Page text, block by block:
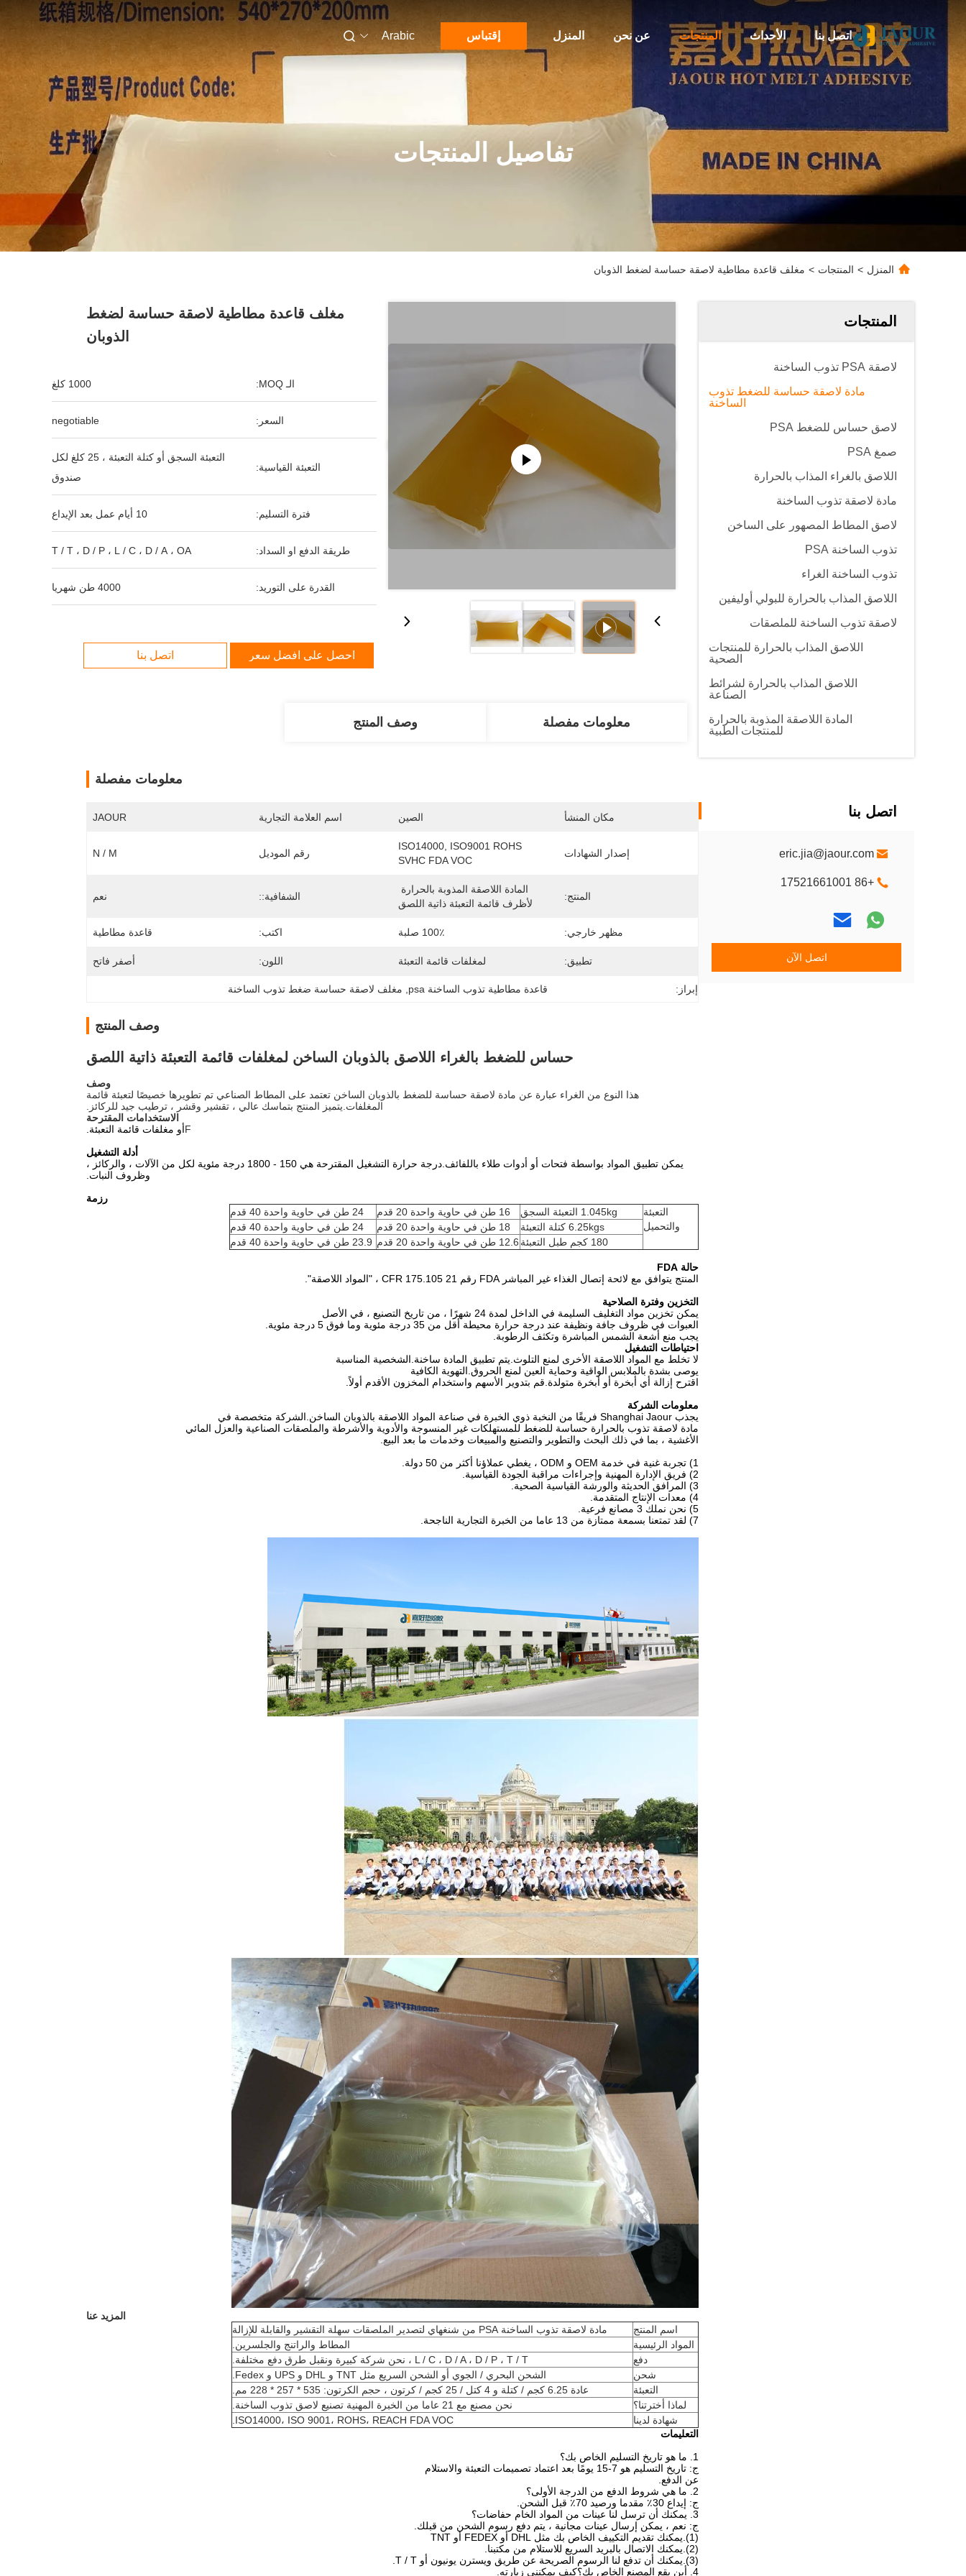
المنزل عن نحن المنتجات الأحداث اتصل بنا إقتباس Arabic
تفاصيل المنتجات
المنزل > المنتجات > مغلف قاعدة مطاطية لاصقة حساسة لضغط الذوبان
المنتجات
لاصقة PSA تذوب الساخنة
مادة لاصقة حساسة للضغط تذوب
الساخنة
لاصق حساس للضغط PSA
صمغ PSA
اللاصق بالغراء المذاب بالحرارة
مادة لاصقة تذوب الساخنة
لاصق المطاط المصهور على الساخن
تذوب الساخنة PSA
تذوب الساخنة الغراء
اللاصق المذاب بالحرارة للبولي أوليفين
لاصقة تذوب الساخنة للملصقات
اللاصق المذاب بالحرارة للمنتجات
الصحية
اللاصق المذاب بالحرارة لشرائط
الصناعة
المادة اللاصقة المذوبة بالحرارة
للمنتجات الطبية
اتصل بنا
eric.jia@jaour.com
+86 17521661001
اتصل الآن
مغلف قاعدة مطاطية لاصقة حساسة لضغط
الذوبان
الـ MOQ: 1000 كلغ
السعر: negotiable
التعبئة القياسية:
التعبئة السجق أو كتلة التعبئة ، 25 كلغ لكل
صندوق
فترة التسليم: 10 أيام عمل بعد الإيداع
طريقة الدفع او السداد: T / T ، D / P ، L / C ، D / A ، OA
القدرة على التوريد: 4000 طن شهريا
احصل على افضل سعر اتصل بنا
معلومات مفصلة وصف المنتج
معلومات مفصلة
مكان المنشأ الصين اسم العلامة التجارية JAOUR
إصدار الشهادات
ISO14000, ISO9001 ROHS
SVHC FDA VOC
رقم الموديل N / M
المنتج:
لأظرف قائمة التعبئة ذاتية اللصق
الشفافية:: نعم
مظهر خارجي: 100٪ صلبة اكتب: قاعدة مطاطية
تطبيق: لمغلفات قائمة التعبئة اللون: أصفر فاتح
إبراز: قاعدة مطاطية تذوب الساخنة psa مغلف لاصقة حساسة ضغط تذوب الساخنة
وصف المنتج
حساس للضغط بالغراء اللاصق بالذوبان الساخن لمغلفات قائمة التعبئة ذاتية اللصق
وصف
هذا النوع من الغراء عبارة عن مادة لاصقة حساسة للضغط بالذوبان الساخن تعتمد على المطاط الصناعي تم تطويرها خصيصًا لتعبئة قائمة
المغلفات.يتميز المنتج بتماسك عالي ، تقشير وقشر ، ترطيب جيد للركائز.
الاستخدامات المقترحة
Fأو مغلفات قائمة التعبئة.
أدلة التشغيل
يمكن تطبيق المواد بواسطة فتحات أو أدوات طلاء باللفائف.درجة حرارة التشغيل المقترحة هي 150 - 1800 درجة مئوية لكل من الآلات ، والركائز ،
وظروف النبات.
رزمة
التعبئة
والتحميل
1.045kg التعبئة السجق 16 طن في حاوية واحدة 20 قدم
24 طن في حاوية واحدة 40 قدم
6.25kgs كتلة التعبئة
18 طن في حاوية واحدة 20 قدم
24 طن في حاوية واحدة 40 قدم
180 كجم طبل التعبئة
12.6 طن في حاوية واحدة 20 قدم 23.9 طن في حاوية واحدة 40 قدم
حالة FDA
المنتج يتوافق مع لائحة إتصال الغذاء غير المباشر FDA رقم 21 CFR 175.105 ، "المواد اللاصقة".
التخزين وفترة الصلاحية
يمكن تخزين مواد التغليف السليمة في الداخل لمدة 24 شهرًا ، من تاريخ التصنيع ، في الأصل
العبوات في ظروف جافة ونظيفة عند درجة حرارة محيطة أقل من 35 درجة مئوية وما فوق 5 درجة مئوية.
يجب منع أشعة الشمس المباشرة وتكثف الرطوبة.
احتياطات التشغيل
لا تخلط مع المواد اللاصقة الأخرى لمنع التلوث.يتم تطبيق المادة ساخنة.الشخصية المناسبة
يوصى بشدة بالملابس الواقية وحماية العين لمنع الحروق.التهوية الكافية
اقترح إزالة أي أبخرة أو أبخرة متولدة.قم بتدوير الأسهم واستخدام المخزون الأقدم أولاً.
معلومات الشركة
يجذب Shanghai Jaour فريقًا من النخبة ذوي الخبرة في صناعة المواد اللاصقة بالذوبان الساخن.الشركة متخصصة في
مادة لاصقة تذوب بالحرارة حساسة للضغط للمستهلكات غير المنسوجة والأدوية والأشرطة والملصقات الصناعية والعزل المائي
الأغشية ، بما في ذلك البحث والتطوير والتصنيع والمبيعات وخدمات ما بعد البيع.
1) تجربة غنية في خدمة OEM و ODM ، يغطي عملاؤنا أكثر من 50 دولة.
2) فريق الإدارة المهنية وإجراءات مراقبة الجودة القياسية.
3) المرافق الحديثة والورشة القياسية الصحية.
4) معدات الإنتاج المتقدمة.
5) نحن نملك 3 مصانع فرعية.
7) لقد تمتعنا بسمعة ممتازة من 13 عاما من الخبرة التجارية الناجحة.
المزيد عنا
اسم المنتج
مادة لاصقة تذوب الساخنة PSA من شنغهاي لتصدير الملصقات سهلة التقشير والقابلة للإزالة
المواد الرئيسية
المطاط والراتنج والجلسرين.
دفع
L / C ، D / A ، D / P ، T / T ، نحن شركة كبيرة ونقبل طرق دفع مختلفة.
شحن
الشحن البحري / الجوي أو الشحن السريع مثل TNT و DHL و UPS و Fedex.
التعبئة
عادة 6.25 كجم / كتلة و 4 كتل / 25 كجم / كرتون ، حجم الكرتون: 535 * 257 * 228 مم.
لماذا أخترتنا؟
نحن مصنع مع 21 عاما من الخبرة المهنية تصنيع لاصق تذوب الساخنة.
شهادة لدينا
ISO14000، ISO 9001، ROHS، REACH FDA VOC.
التعليمات
1. ما هو تاريخ التسليم الخاص بك؟
ج: تاريخ التسليم هو 7-15 يومًا بعد اعتماد تصميمات التعبئة والاستلام
عن الدفع.
2. ما هي شروط الدفع من الدرجة الأولى؟
ج: إيداع 30٪ مقدما ورصيد 70٪ قبل الشحن.
3. يمكنك أن ترسل لنا عينات من المواد الخام حفاضات؟
ج: نعم ، يمكن إرسال عينات مجانية ، يتم دفع رسوم الشحن من قبلك.
(1).يمكنك تقديم التكييف الخاص بك مثل DHL أو FEDEX أو TNT
(2).يمكنك الاتصال بالبريد السريع للاستلام من مكتبنا.
(3).يمكنك أن تدفع لنا الرسوم الصريحة عن طريق ويسترن يونيون أو T / T.
4. أين يقع المصنع الخاص بك؟كيف يمكنني زيارته.